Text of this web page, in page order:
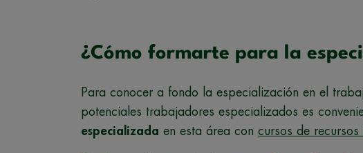
¿Cómo formarte para la
Para conocer a fondo la especialización en el
potenciales trabajadores especializados es
especializada en esta área con cursos de recursos